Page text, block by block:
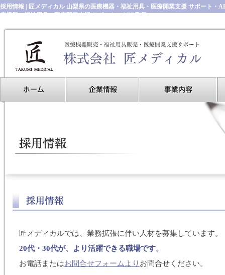
採用情報 | 匠メディカル 山梨県の医療機器・福祉用具・医療開業支援 サポート
療機器・福祉用具・医療開業支援 サポート・AED取扱
匠メディカルでは、業務拡張に伴い人材を募集しています。
20代・30代が、より活躍できる職場です。
お電話またはお問合せフォームより お問合せください。